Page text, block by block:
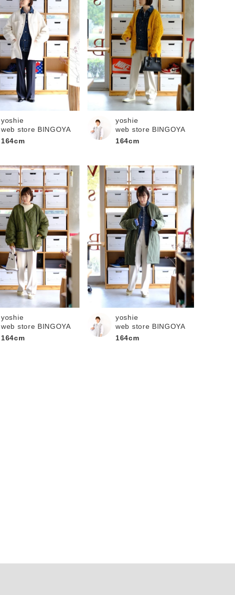
yoshie
web store BINGOYA
164cm
yoshie
web store BINGOYA
164cm
yoshie
web store BINGOYA
164cm
yoshie
web store BINGOYA
164cm